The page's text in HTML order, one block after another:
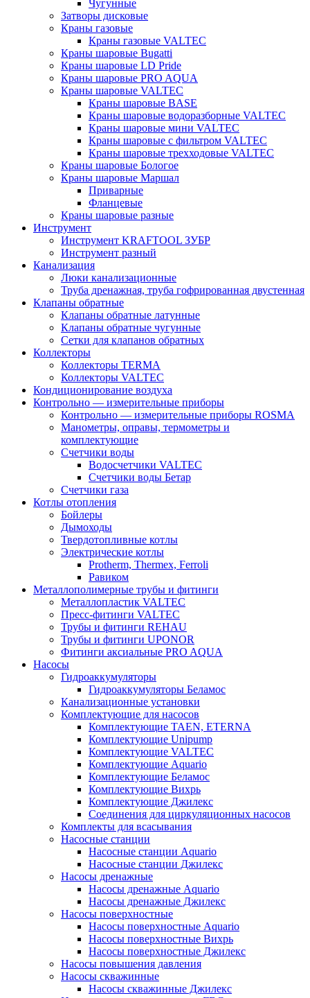
Чугунные
Затворы дисковые
Краны газовые
Краны газовые VALTEC
Краны шаровые Bugatti
Краны шаровые LD Pride
Краны шаровые PRO AQUA
Краны шаровые VALTEC
Краны шаровые BASE
Краны шаровые водоразборные VALTEC
Краны шаровые мини VALTEC
Краны шаровые с фильтром VALTEC
Краны шаровые трехходовые VALTEC
Краны шаровые Бологое
Краны шаровые Маршал
Приварные
Фланцевые
Краны шаровые разные
Инструмент
Инструмент KRAFTOOL ЗУБР
Инструмент разный
Канализация
Люки канализационные
Труба дренажная, труба гофрированная двустенная
Клапаны обратные
Клапаны обратные латунные
Клапаны обратные чугунные
Сетки для клапанов обратных
Коллекторы
Коллекторы TERMA
Коллекторы VALTEC
Кондиционирование воздуха
Контрольно — измерительные приборы
Контрольно — измерительные приборы ROSMA
Манометры, оправы, термометры и
комплектующие
Счетчики воды
Водосчетчики VALTEC
Счетчики воды Бетар
Счетчики газа
Котлы отопления
Бойлеры
Дымоходы
Твердотопливные котлы
Электрические котлы
Protherm, Thermex, Ferroli
Равиком
Металлополимерные трубы и фитинги
Металлопластик VALTEC
Пресс-фитинги VALTEC
Трубы и фитинги REHAU
Трубы и фитинги UРONOR
Фитинги аксиальные PRO AQUA
Насосы
Гидроаккумуляторы
Гидроаккумуляторы Беламос
Канализационные установки
Комплектующие для насосов
Комплектующие TAEN, ETERNA
Комплектующие Unipump
Комплектующие VALTEC
Комплектующие Аquario
Комплектующие Беламос
Комплектующие Вихрь
Комплектующие Джилекс
Соединения для циркуляционных насосов
Комплекты для всасывания
Насосные станции
Насосные станции Аquario
Насосные станции Джилекс
Насосы дренажные
Насосы дренажные Аquario
Насосы дренажные Джилекс
Насосы поверхностные
Насосы поверхностные Аquario
Насосы поверхностные Вихрь
Насосы поверхностные Джилекс
Насосы повышения давления
Насосы скважинные
Насосы скважинные Джилекс